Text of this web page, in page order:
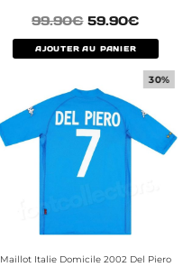
99.90€ 59.90€
AJOUTER AU PANIER
30%
Maillot Italie Domicile 2002 Del Piero